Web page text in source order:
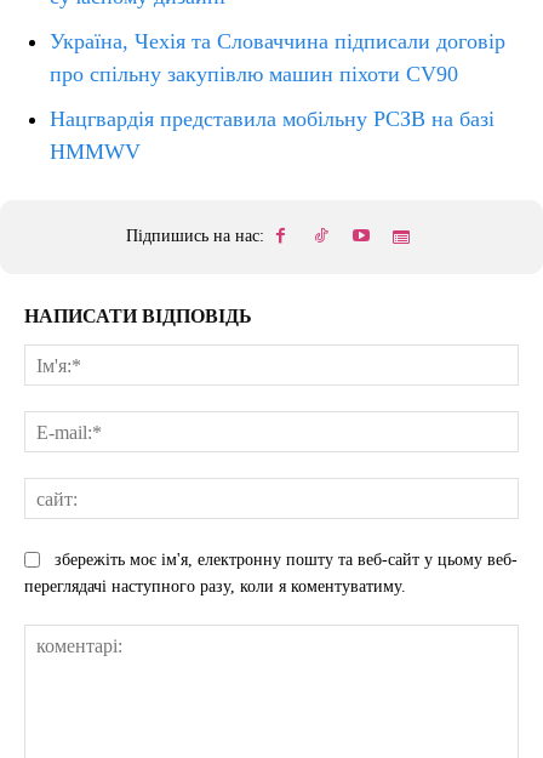
Україна, Чехія та Словаччина підписали договір
про спільну закупівлю машин піхоти CV90
Нацгвардія представила мобільну РСЗВ на базі
HMMWV
Підпишись на нас:
НАПИСАТИ ВІДПОВІДЬ
збережіть моє ім'я, електронну пошту та веб-сайт у цьому веб-
переглядачі наступного разу, коли я коментуватиму.